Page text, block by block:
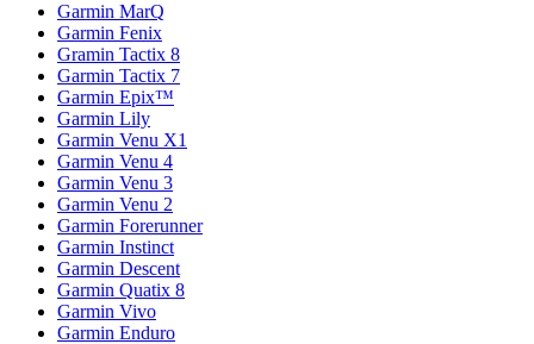
Garmin MarQ
Garmin Fenix
Gramin Tactix 8
Garmin Tactix 7
Garmin Epix™
Garmin Lily
Garmin Venu X1
Garmin Venu 4
Garmin Venu 3
Garmin Venu 2
Garmin Forerunner
Garmin Instinct
Garmin Descent
Garmin Quatix 8
Garmin Vivo
Garmin Enduro